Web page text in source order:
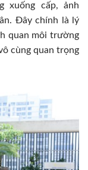
xuống cấp, ảnh
Đây chính là lý
quan môi trường
cùng quan trọng